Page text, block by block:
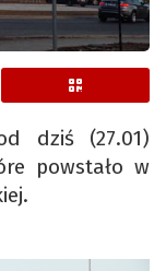
dziś (27.01)
powstało w